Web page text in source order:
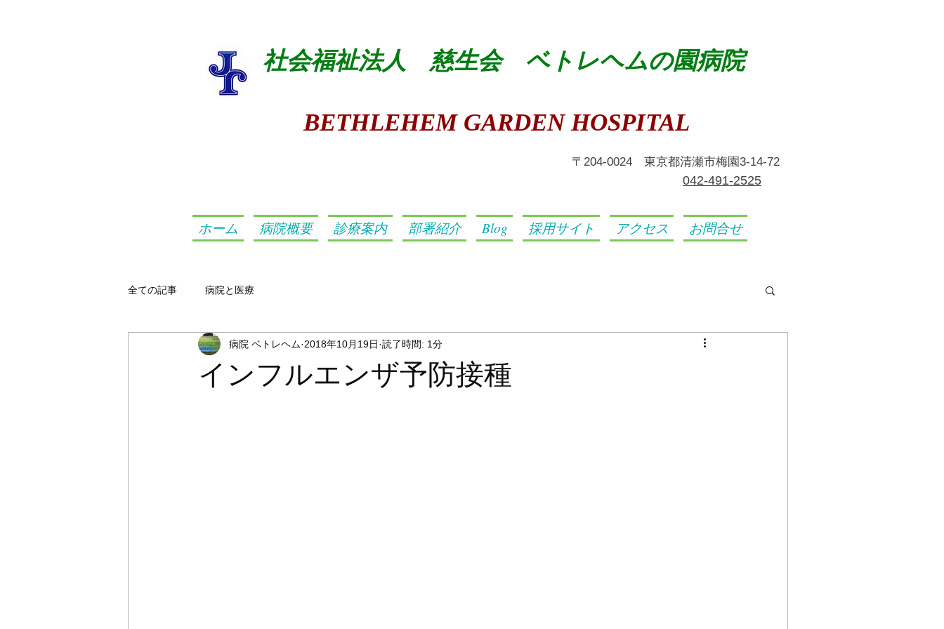
社会福祉法人 慈生会 ベトレヘムの園病院
BETHLEHEM GARDEN HOSPITAL
​〒204-0024 東京都清瀬市梅園3-14-72
​042-491-2525
ホーム 病院概要 診療案内 部署紹介 Blog 採用サイト アクセス お問合せ
全ての記事 病院と医療
インフルエンザ予防接種
病院 ベトレヘム 2018年10月19日 読了時間: 1分